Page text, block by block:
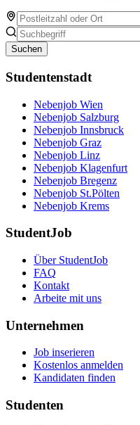
Suchen
Studentenstadt
Nebenjob Wien
Nebenjob Salzburg
Nebenjob Innsbruck
Nebenjob Graz
Nebenjob Linz
Nebenjob Klagenfurt
Nebenjob Bregenz
Nebenjob St.Pölten
Nebenjob Krems
StudentJob
Über StudentJob
FAQ
Kontakt
Arbeite mit uns
Unternehmen
Job inserieren
Kostenlos anmelden
Kandidaten finden
Studenten